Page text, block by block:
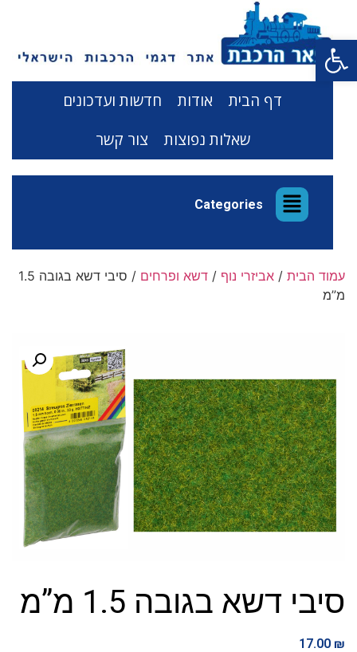
פתח סרגל נגישות
דף הבית אודות
חדשות ועדכונים
שאלות נפוצות
צור קשר
Categories
עמוד הבית / אביזרי נוף / דשא ופרחים
/ סיבי דשא בגובה 1.5
מ”מ
סיבי דשא בגובה 1.5 מ”מ
17.00 ₪